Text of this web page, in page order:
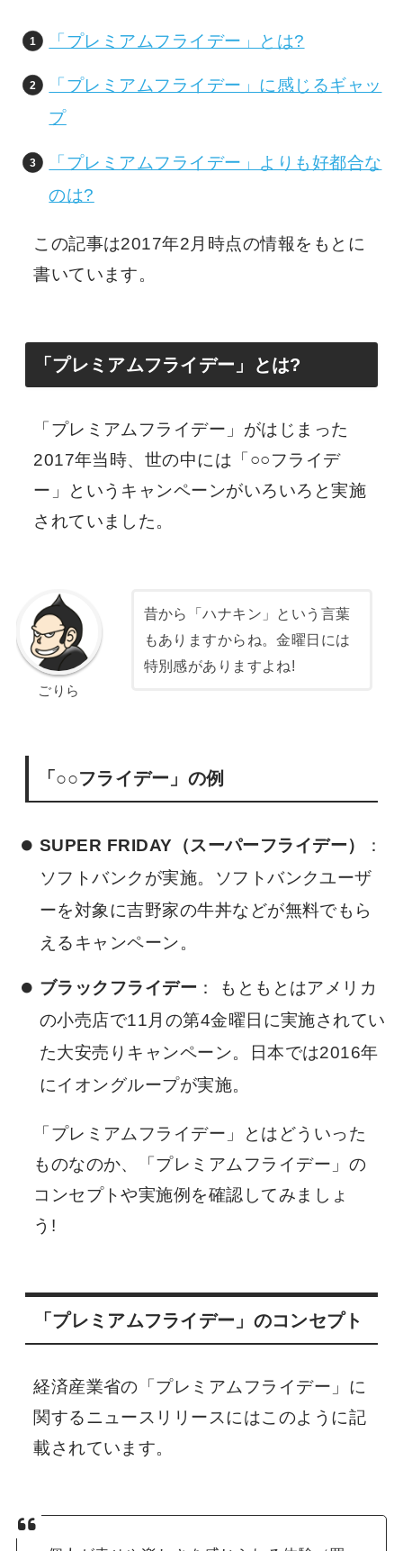
「プレミアムフライデー」とは?
「プレミアムフライデー」に感じるギャッ
プ
「プレミアムフライデー」よりも好都合な
のは?
この記事は2017年2月時点の情報をもとに
書いています。
「プレミアムフライデー」とは?
「プレミアムフライデー」がはじまった
2017年当時、世の中には「○○フライデ
ー」というキャンペーンがいろいろと実施
されていました。
ごりら
昔から「ハナキン」という言葉
もありますからね。金曜日には
特別感がありますよね!
「○○フライデー」の例
SUPER FRIDAY（スーパーフライデー）
：
ソフトバンクが実施。ソフトバンクユーザ
ーを対象に吉野家の牛丼などが無料でもら
えるキャンペーン。
ブラックフライデー ： もともとはアメリカ
の小売店で11月の第4金曜日に実施されてい
た大安売りキャンペーン。日本では2016年
にイオングループが実施。
「プレミアムフライデー」とはどういった
ものなのか、「プレミアムフライデー」の
コンセプトや実施例を確認してみましょ
う!
「プレミアムフライデー」のコンセプト
経済産業省の「プレミアムフライデー」に
関するニュースリリースにはこのように記
載されています。